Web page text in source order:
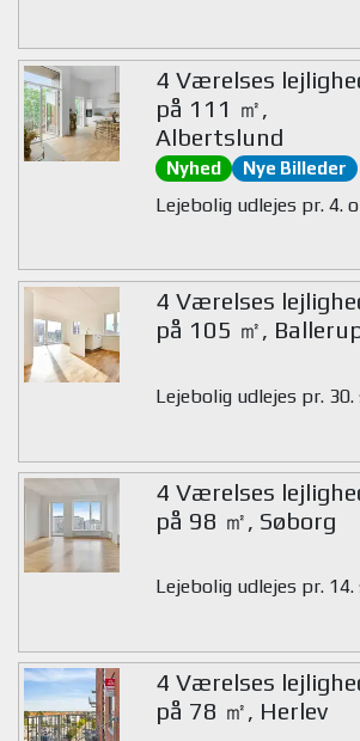
4 Værelses
på 111 ㎡,
Albertslund
Nyhed Nye Billeder
Lejebolig udlejes pr. 4.
4 Værelses
på 105 ㎡,
Lejebolig udlejes pr.
4 Værelses
på 98 ㎡, Søborg
Lejebolig udlejes pr.
4 Værelses
på 78 ㎡, Herlev